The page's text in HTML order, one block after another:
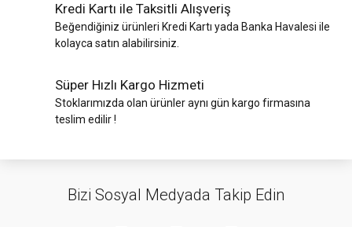
Kredi Kartı ile Taksitli Alışveriş
Beğendiğiniz ürünleri Kredi Kartı yada Banka Havalesi ile
kolayca satın alabilirsiniz.
Süper Hızlı Kargo Hizmeti
Stoklarımızda olan ürünler aynı gün kargo firmasına
teslim edilir !
Bizi Sosyal Medyada Takip Edin